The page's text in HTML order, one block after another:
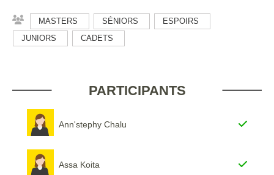
MASTERS SÉNIORS
ESPOIRS
JUNIORS
CADETS
PARTICIPANTS
Ann'stephy Chalu
Assa Koita